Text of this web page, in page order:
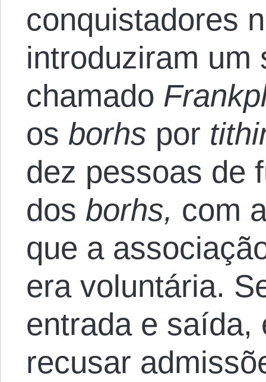
conquistadores
introduziram um
chamado
os borhs por
dez pessoas de
dos borhs, com
que a
era voluntária.
entrada e saída,
recusar